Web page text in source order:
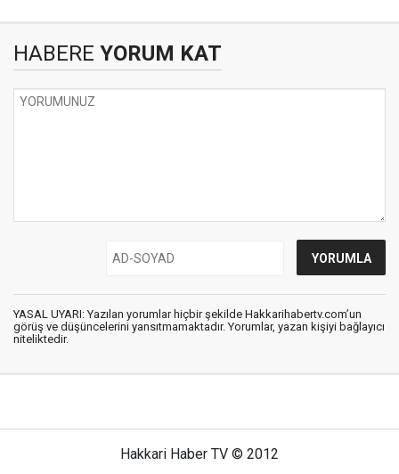
HABERE YORUM KAT
YASAL UYARI: Yazılan yorumlar hiçbir şekilde Hakkarihabertv.com’un
görüş ve düşüncelerini yansıtmamaktadır. Yorumlar, yazan kişiyi bağlayıcı
niteliktedir.
Hakkari Haber TV © 2012